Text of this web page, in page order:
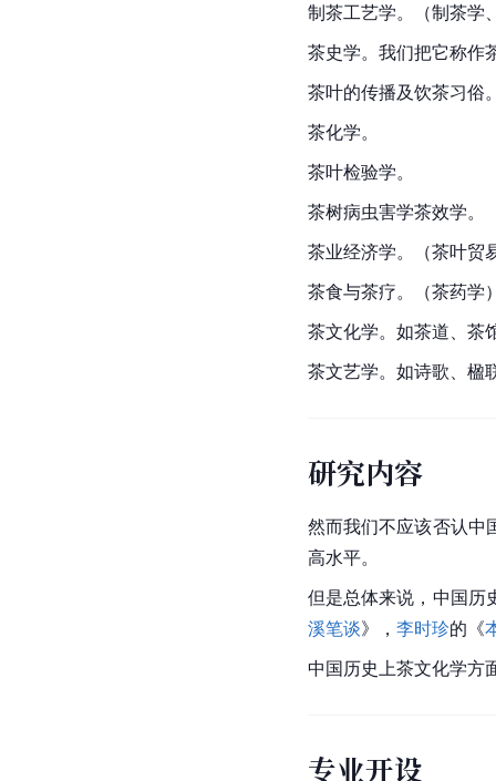
制茶工艺学。（制茶学
茶史学。我们把它称作
茶叶的传播及饮茶习俗
茶化学。
茶叶检验学。
茶树病虫害学茶效学。
茶业经济学。（茶叶贸
茶食与茶疗。（茶药学
茶文化学。如茶道、茶
茶文艺学。如诗歌、楹
研究内容
然而我们不应该否认中
高水平。
但是总体来说，中国历
溪笔谈》， 李时珍的《
中国历史上茶文化学方
专业开设